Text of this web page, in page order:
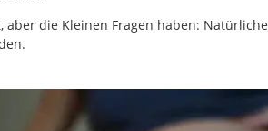
die Kleinen Fragen haben: Natürliche